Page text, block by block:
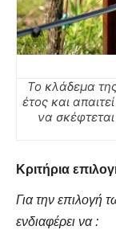
Το κλάδεμα
έτος και
να
Κριτήρια
Για την επιλογή
ενδιαφέρει να :